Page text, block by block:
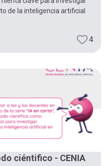
de la inteligencia artificial
4
ciéntifico - CENIA